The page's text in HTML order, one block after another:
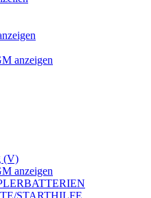
anzeigen
(V)
anzeigen
STARTHILFE